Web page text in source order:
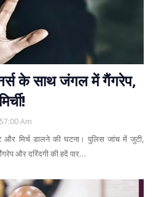
के साथ जंगल में गैंगरेप,
Am
और मिर्च डालने की घटना। पुलिस जांच में जुटी,
और दरिंदगी की हदें पार…